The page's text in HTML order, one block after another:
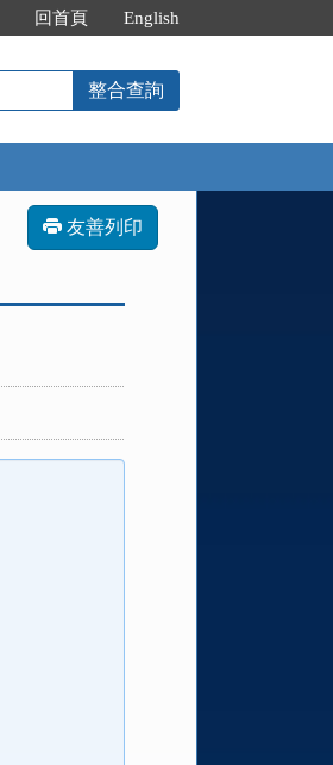
回首頁 English
整合查詢
友善列印